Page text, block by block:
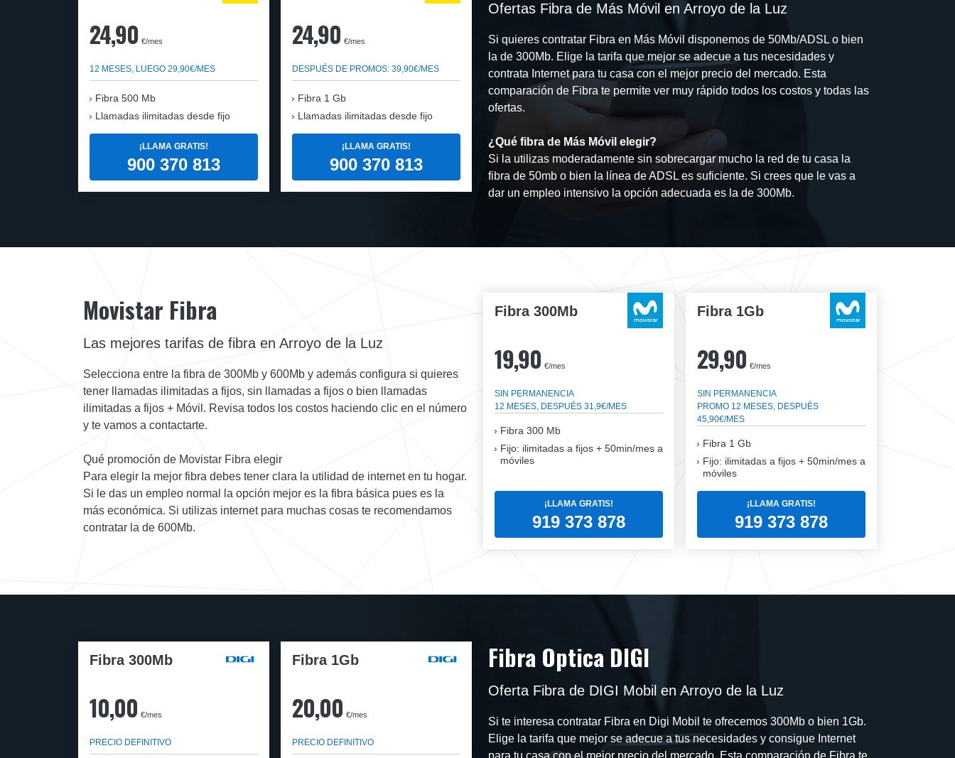
24,90 €/mes
12 MESES, LUEGO 29,90€/MES
Fibra 500 Mb
Llamadas ilimitadas desde fijo
¡LLAMA GRATIS!
900 370 813
24,90 €/mes
DESPUÉS DE PROMOS: 39,90€/MES
Fibra 1 Gb
Llamadas ilimitadas desde fijo
¡LLAMA GRATIS!
900 370 813
Ofertas Fibra de Más Móvil en Arroyo de la Luz
Si quieres contratar Fibra en Más Móvil disponemos de 50Mb/ADSL o bien
la de 300Mb. Elige la tarifa que mejor se adecue a tus necesidades y
contrata Internet para tu casa con el mejor precio del mercado. Esta
comparación de Fibra te permite ver muy rápido todos los costos y todas las
ofertas.
¿Qué fibra de Más Móvil elegir?
Si la utilizas moderadamente sin sobrecargar mucho la red de tu casa la
fibra de 50mb o bien la línea de ADSL es suficiente. Si crees que le vas a
dar un empleo intensivo la opción adecuada es la de 300Mb.
Fibra 300Mb
19,90 €/mes
SIN PERMANENCIA
12 MESES, DESPUÉS 31,9€/MES
Fibra 300 Mb
Fijo: ilimitadas a fijos + 50min/mes a
móviles
¡LLAMA GRATIS!
919 373 878
Fibra 1Gb
29,90 €/mes
SIN PERMANENCIA
PROMO 12 MESES, DESPUÉS
45,90€/MES
Fibra 1 Gb
Fijo: ilimitadas a fijos + 50min/mes a
móviles
¡LLAMA GRATIS!
919 373 878
Movistar Fibra
Las mejores tarifas de fibra en Arroyo de la Luz
Selecciona entre la fibra de 300Mb y 600Mb y además configura si quieres
tener llamadas ilimitadas a fijos, sin llamadas a fijos o bien llamadas
ilimitadas a fijos + Móvil. Revisa todos los costos haciendo clic en el número
y te vamos a contactarte.
Qué promoción de Movistar Fibra elegir
Para elegir la mejor fibra debes tener clara la utilidad de internet en tu hogar.
Si le das un empleo normal la opción mejor es la fibra básica pues es la
más económica. Si utilizas internet para muchas cosas te recomendamos
contratar la de 600Mb.
Fibra 300Mb
10,00 €/mes
PRECIO DEFINITIVO
Fibra 1Gb
20,00 €/mes
PRECIO DEFINITIVO
Fibra Optica DIGI
Oferta Fibra de DIGI Mobil en Arroyo de la Luz
Si te interesa contratar Fibra en Digi Mobil te ofrecemos 300Mb o bien 1Gb.
Elige la tarifa que mejor se adecue a tus necesidades y consigue Internet